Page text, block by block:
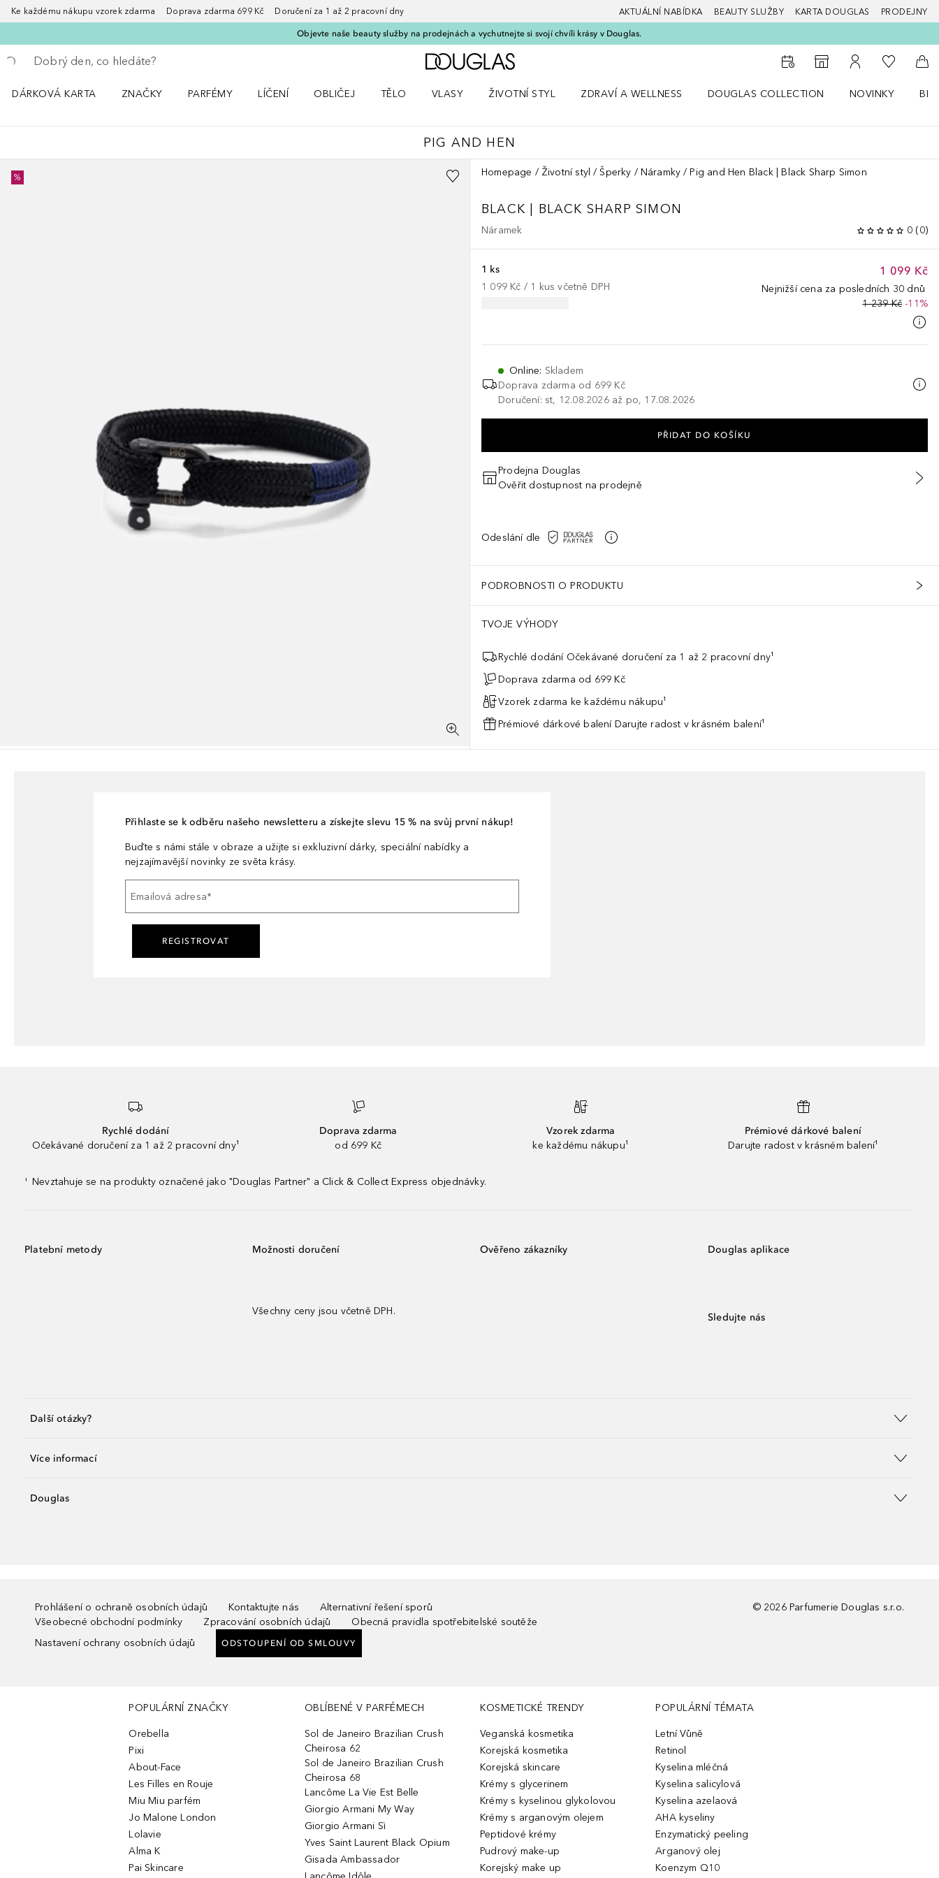
Ke každému nákupu vzorek zdarma Doprava zdarma 699 Kč Doručení za 1 až 2 pracovní dny AKTUÁLNÍ NABÍDKA BEAUTY SLUŽBY KARTA DOUGLAS PRODEJNY
Objevte naše beauty služby na prodejnách a vychutnejte si svojí chvíli krásy v Douglas.
Vraťte se
Proveďte vyhledávání
Domů
K vyhledávači prodejen
K mému účtu
K mému
Do
DÁRKOVÁ KARTA
ZNAČKY
PARFÉMY
LÍČENÍ
OBLIČEJ
TĚLO
VLASY
ŽIVOTNÍ STYL
ZDRAVÍ A WELLNESS
DOUGLAS COLLECTION
NOVINKY
PIG AND HEN
% Homepage Životní styl Šperky Náramky Pig and Hen Black | Black Sharp Simon
BLACK | BLACK SHARP SIMON
Náramek 0 (0)
1 099 Kč
Nejnižší cena za posledních 30 dnů
1 239 Kč-11%
1 ks
1 099 Kč / 1 kus včetně DPH
Online: Skladem
Doprava zdarma od 699 Kč
Doručení: st, 12.08.2026 až po, 17.08.2026
PŘIDAT DO KOŠÍKU
Prodejna Douglas
Ověřit dostupnost na prodejně
Odeslání dle
PODROBNOSTI O PRODUKTU
TVOJE VÝHODY
Rychlé dodání Očekávané doručení za 1 až 2 pracovní dny¹
Doprava zdarma od 699 Kč
Vzorek zdarma ke každému nákupu¹
Prémiové dárkové balení Darujte radost v krásném balení¹
Přihlaste se k odběru našeho newsletteru a získejte slevu 15 % na svůj první nákup!
Buďte s námi stále v obraze a užijte si exkluzivní dárky, speciální nabídky a
nejzajímavější novinky ze světa krásy.
Emailová adresa*
REGISTROVAT
Rychlé dodání
Očekávané doručení za 1 až 2 pracovní dny¹
Doprava zdarma
od 699 Kč
Vzorek zdarma
ke každému nákupu¹
Prémiové dárkové balení
Darujte radost v krásném balení¹
¹ Nevztahuje se na produkty označené jako "Douglas Partner" a Click & Collect Express objednávky.
Platební metody Možnosti doručení
Všechny ceny jsou včetně DPH.
Ověřeno zákazníky Douglas aplikace
Sledujte nás
Další otázky?
Více informací
Douglas
Prohlášení o ochraně osobních údajů Kontaktujte nás
Alternativní řešení sporů
Všeobecné obchodní podmínky
Zpracování osobních údajů
Obecná pravidla spotřebitelské soutěže
Nastavení ochrany osobních údajů
ODSTOUPENÍ OD SMLOUVY
© 2026 Parfumerie Douglas s.r.o.
POPULÁRNÍ ZNAČKY
Orebella
Pixi
About-Face
Les Filles en Rouje
Miu Miu parfém
Jo Malone London
Lolavie
Alma K
Pai Skincare
OBLÍBENÉ V PARFÉMECH
Sol de Janeiro Brazilian Crush
Cheirosa 62
Sol de Janeiro Brazilian Crush
Cheirosa 68
Lancôme La Vie Est Belle
Giorgio Armani My Way
Giorgio Armani Sì
Yves Saint Laurent Black Opium
Gisada Ambassador
KOSMETICKÉ TRENDY
Veganská kosmetika
Korejská kosmetika
Korejská skincare
Krémy s glycerinem
Krémy s kyselinou glykolovou
Krémy s arganovým olejem
Peptidové krémy
Pudrový make-up
Korejský make up
POPULÁRNÍ TÉMATA
Letní Vůně
Retinol
Kyselina mléčná
Kyselina salicylová
Kyselina azelaová
AHA kyseliny
Enzymatický peeling
Arganový olej
Koenzym Q10